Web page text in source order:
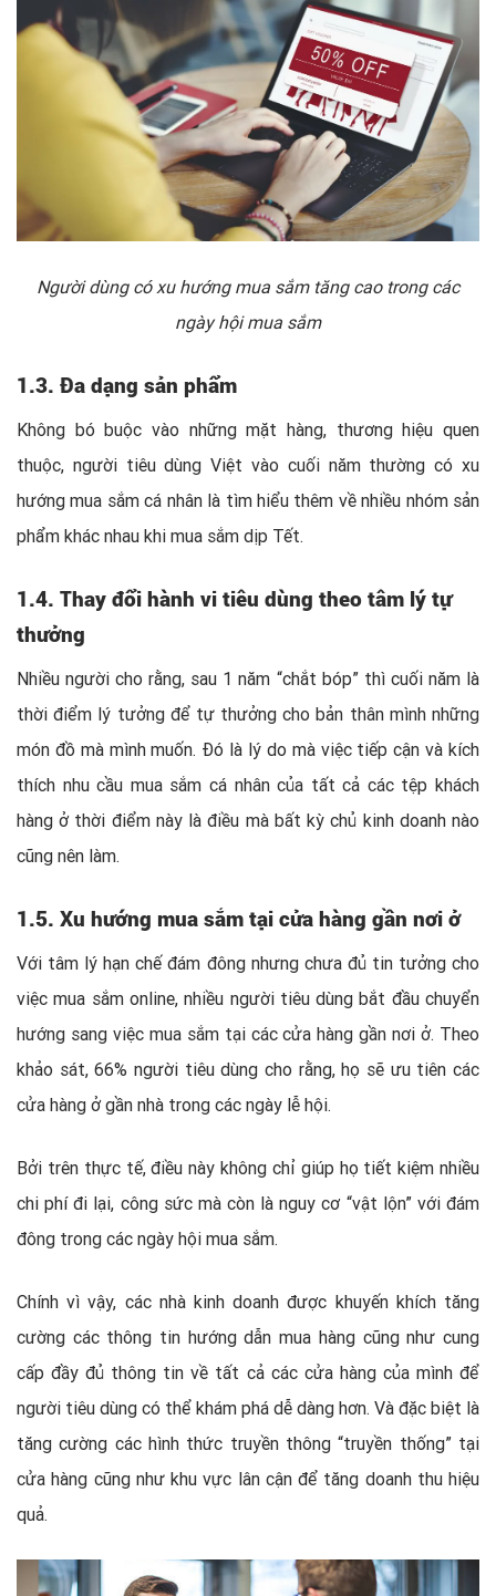
Người dùng có xu hướng mua sắm tăng cao trong các
ngày hội mua sắm
1.3. Đa dạng sản phẩm
Không bó buộc vào những mặt hàng, thương hiệu quen
thuộc, người tiêu dùng Việt vào cuối năm thường có xu
hướng mua sắm cá nhân là tìm hiểu thêm về nhiều nhóm sản
phẩm khác nhau khi mua sắm dịp Tết.
1.4. Thay đổi hành vi tiêu dùng theo tâm lý tự
thưởng
Nhiều người cho rằng, sau 1 năm “chắt bóp” thì cuối năm là
thời điểm lý tưởng để tự thưởng cho bản thân mình những
món đồ mà mình muốn. Đó là lý do mà việc tiếp cận và kích
thích nhu cầu mua sắm cá nhâncủa tất cả các tệp khách
hàng ở thời điểm này là điều mà bất kỳ chủ kinh doanh nào
cũng nên làm.
1.5. Xu hướng mua sắm tại cửa hàng gần nơi ở
Với tâm lý hạn chế đám đông nhưng chưa đủ tin tưởng cho
việc mua sắm online, nhiều người tiêu dùng bắt đầu chuyển
hướng sang việc mua sắm tại các cửa hàng gần nơi ở. Theo
khảo sát, 66% người tiêu dùng cho rằng, họ sẽ ưu tiên các
cửa hàng ở gần nhà trong các ngày lễ hội.
Bởi trên thực tế, điều này không chỉ giúp họ tiết kiệm nhiều
chi phí đi lại, công sức mà còn là nguy cơ “vật lộn” với đám
đông trong các ngày hội mua sắm.
Chính vì vậy, các nhà kinh doanh được khuyến khích tăng
cường các thông tin hướng dẫn mua hàng cũng như cung
cấp đầy đủ thông tin về tất cả các cửa hàng của mình để
người tiêu dùng có thể khám phá dễ dàng hơn. Và đặc biệt là
tăng cường các hình thức truyền thông “truyền thống” tại
cửa hàng cũng như khu vực lân cận để tăng doanh thu hiệu
quả.